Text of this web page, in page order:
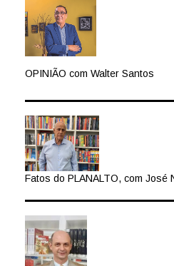
OPINIÃO com Walter Santos
Fatos do PLANALTO, com José